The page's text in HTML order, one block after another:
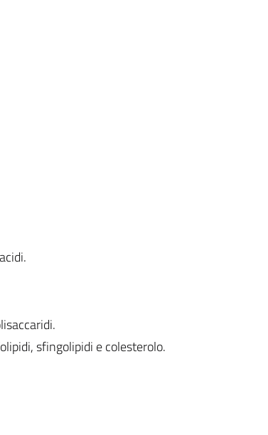
sfingolipidi e colesterolo.